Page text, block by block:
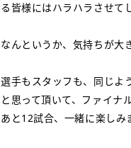
る皆様にはハラハラさせて
なんというか、気持ちが大
選手もスタッフも、同じよ
と思って頂いて、ファイナ
あと12試合、一緒に楽しみ